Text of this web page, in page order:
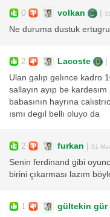
0 volkan |
Ne duruma dustuk
2 Lacoste |
Ulan galıp gelınce kadro
sallayın ayıp be kardesım
babasının hayrına
ısmı degıl bellı oluyo da
2 furkan | 31
Senin ferdinand gibi
birini çıkarması lazım
1 gültekin gür